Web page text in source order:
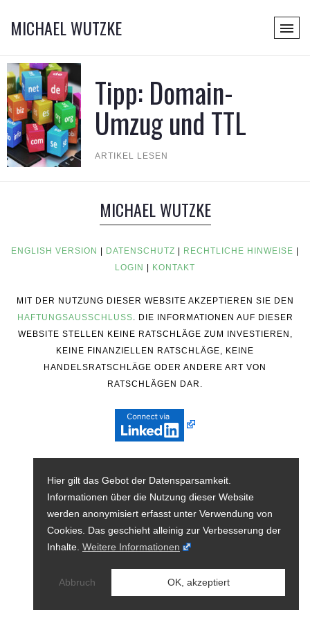
MICHAEL WUTZKE
Tipp: Domain-
Umzug und TTL
ARTIKEL LESEN
MICHAEL WUTZKE
ENGLISH VERSION DATENSCHUTZ RECHTLICHE HINWEISE
LOGIN
KONTAKT
MIT DER NUTZUNG DIESER WEBSITE AKZEPTIEREN SIE DEN
HAFTUNGSAUSSCHLUSS. DIE INFORMATIONEN AUF DIESER
WEBSITE STELLEN KEINE RATSCHLÄGE ZUM INVESTIEREN,
KEINE FINANZIELLEN RATSCHLÄGE, KEINE
HANDELSRATSCHLÄGE ODER ANDERE ART VON
RATSCHLÄGEN DAR.
Hier gilt das Gebot der Datensparsamkeit.
Informationen über die Nutzung dieser Website
werden anonymisiert erfasst unter Verwendung von
Cookies. Das geschieht alleinig zur Verbesserung der
Inhalte. Weitere Informationen
Abbruch OK, akzeptiert